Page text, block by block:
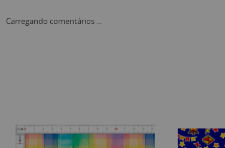
Carregando comentários ...